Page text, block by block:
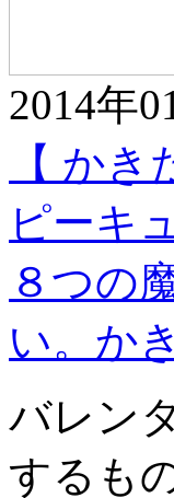
2014年
【 か
ピーキ
８つの
い。か
バレン
するも